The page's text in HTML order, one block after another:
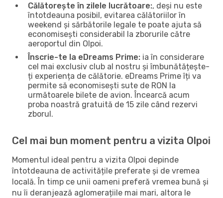
Călătorește în zilele lucrătoare:, deși nu este
întotdeauna posibil, evitarea călătoriilor în
weekend și sărbătorile legale te poate ajuta să
economisești considerabil la zborurile către
aeroportul din Olpoi.
Înscrie-te la eDreams Prime: ia în considerare
cel mai exclusiv club al nostru și îmbunătățește-
ți experiența de călătorie. eDreams Prime îți va
permite să economisești sute de RON la
următoarele bilete de avion. Încearcă acum
proba noastră gratuită de 15 zile când rezervi
zborul.
Cel mai bun moment pentru a vizita Olpoi
Momentul ideal pentru a vizita Olpoi depinde
întotdeauna de activitățile preferate și de vremea
locală. În timp ce unii oameni preferă vremea bună și
nu îi deranjează aglomerațiile mai mari, altora le